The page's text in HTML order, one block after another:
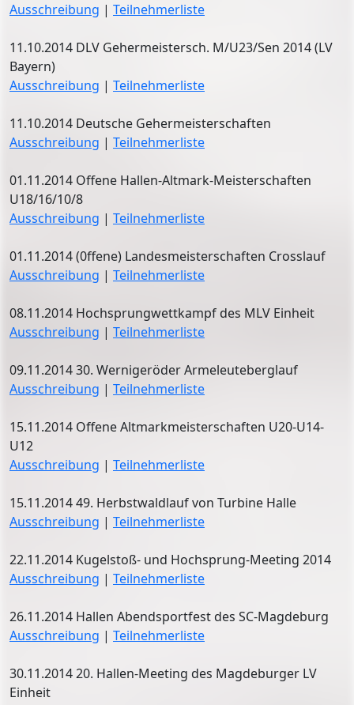
Ausschreibung | Teilnehmerliste
11.10.2014 DLV Gehermeistersch. M/U23/Sen 2014 (LV
Bayern)
Ausschreibung | Teilnehmerliste
11.10.2014 Deutsche Gehermeisterschaften
Ausschreibung | Teilnehmerliste
01.11.2014 Offene Hallen-Altmark-Meisterschaften
U18/16/10/8
Ausschreibung | Teilnehmerliste
01.11.2014 (0ffene) Landesmeisterschaften Crosslauf
Ausschreibung | Teilnehmerliste
08.11.2014 Hochsprungwettkampf des MLV Einheit
Ausschreibung | Teilnehmerliste
09.11.2014 30. Wernigeröder Armeleuteberglauf
Ausschreibung | Teilnehmerliste
15.11.2014 Offene Altmarkmeisterschaften U20-U14-
U12
Ausschreibung | Teilnehmerliste
15.11.2014 49. Herbstwaldlauf von Turbine Halle
Ausschreibung | Teilnehmerliste
22.11.2014 Kugelstoß- und Hochsprung-Meeting 2014
Ausschreibung | Teilnehmerliste
26.11.2014 Hallen Abendsportfest des SC-Magdeburg
Ausschreibung | Teilnehmerliste
30.11.2014 20. Hallen-Meeting des Magdeburger LV
Einheit